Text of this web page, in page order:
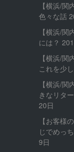
【横浜/
色々な話
【横浜/
には？
【横浜/
これを少
【横浜/
きなリタ
20日
【お客様
じでめっ
9日